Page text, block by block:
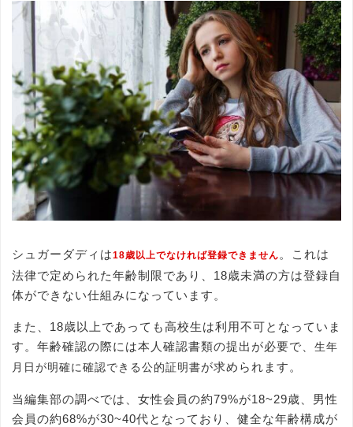
シュガーダディは18歳以上でなければ登録できません 。これは
法律で定められた年齢制限であり、18歳未満の方は登録自
体ができない仕組みになっています。
また、18歳以上であっても高校生は利用不可となっていま
す。年齢確認の際には本人確認書類の提出が必要で、 生年
月日が明確に確認できる公的証明書が求められます。
当編集部の調べでは、女性会員の約79%が18~29歳、男性
会員の約68%が30~40代となっており、健全な年齢構成が